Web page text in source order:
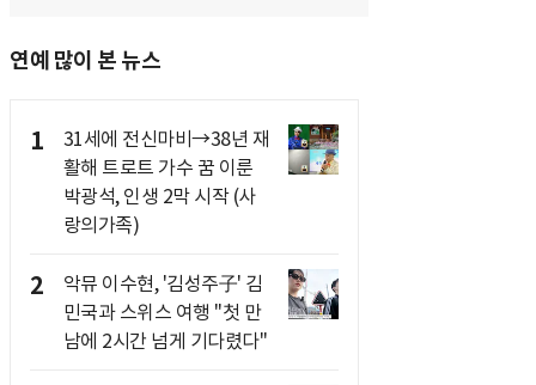
연예 많이 본 뉴스
1
31세에 전신마비→38년 재
활해 트로트 가수 꿈 이룬
박광석, 인생 2막 시작 (사
랑의가족)
2
악뮤 이수현, '김성주子' 김
민국과 스위스 여행 "첫 만
남에 2시간 넘게 기다렸다"